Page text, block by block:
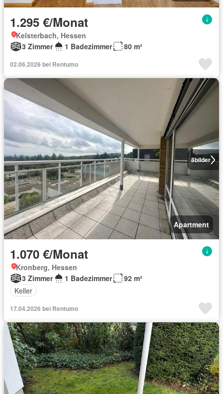
1.295 €/Monat
Kelsterbach, Hessen
3 Zimmer
1 Badezimmer 80 m²
02.06.2026 bei Rentumo
8bilder
Apartment
1.070 €/Monat
Kronberg, Hessen
3 Zimmer
1 Badezimmer
92 m²
Keller
17.04.2026 bei Rentumo